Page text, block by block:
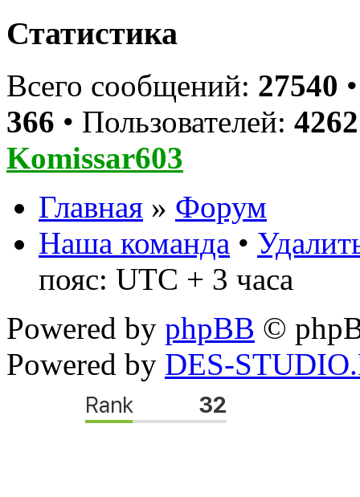
Статистика
Всего сообщений: 27540
366 • Пользователей: 4262
Komissar603
Главная » Форум
Наша команда •
пояс: UTC + 3 часа
Powered by phpBB ©
Powered by DES-